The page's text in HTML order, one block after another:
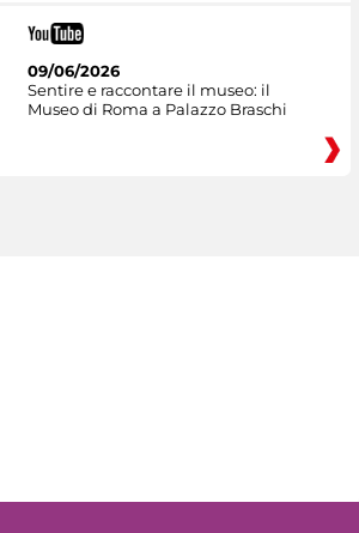
09/06/2026
Sentire e raccontare il museo: il
Museo di Roma a Palazzo Braschi